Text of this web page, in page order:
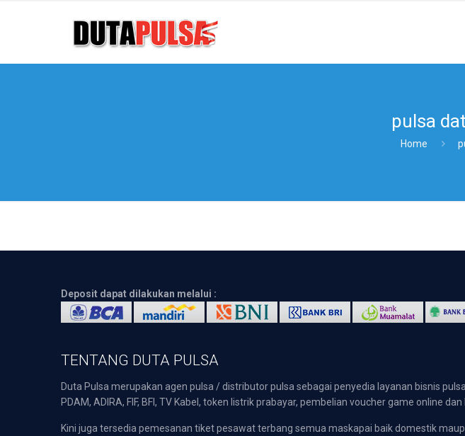
pulsa
Home
Deposit dapat dilakukan melalui :
TENTANG DUTA PULSA
Duta Pulsa merupakan agen pulsa / distributor pulsa sebagai penyedia layanan bisnis
PDAM, ADIRA, FIF, BFI, TV Kabel, token listrik prabayar, pembelian voucher game online
Kini juga tersedia pemesanan tiket pesawat terbang semua maskapai baik domestik